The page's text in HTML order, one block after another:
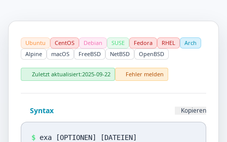
Kontakt
Impressum
Datenschutz
Sprache
Ubuntu CentOS Debian SUSE Fedora RHEL
Arch
Alpine
macOS FreeBSD NetBSD OpenBSD
Zuletzt aktualisiert:2025-09-22 Fehler melden
Syntax Kopieren
$ exa [OPTIONEN] [DATEIEN]